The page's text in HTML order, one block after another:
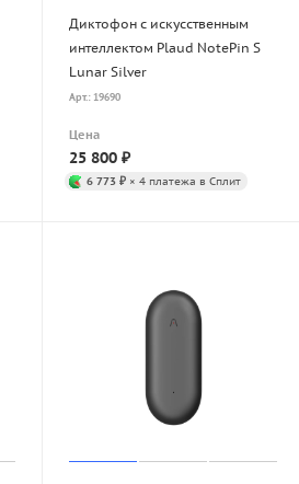
Диктофон с искусственным
интеллектом Plaud NotePin S
Lunar Silver
Арт.: 19690
Цена
25 800 ₽
6 773 ₽ × 4 платежа в Сплит